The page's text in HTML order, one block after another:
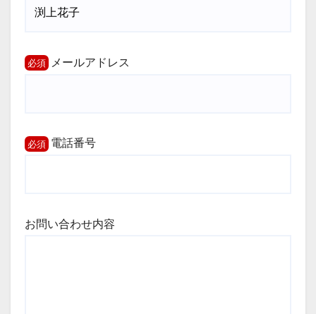
メールアドレス
電話番号
お問い合わせ内容